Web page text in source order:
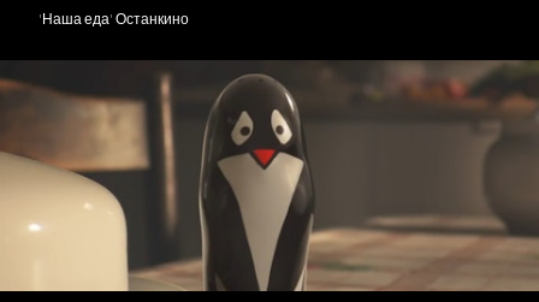
'Наша еда' Останкино